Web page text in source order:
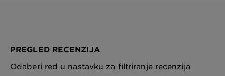
PREGLED RECENZIJA
Odaberi red u nastavku za filtriranje recenzija